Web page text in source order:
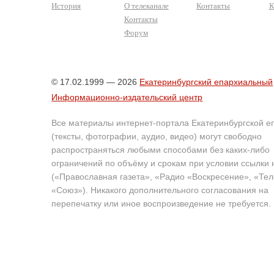
История
О телеканале
Контакты
Форум
Контакты
© 17.02.1999 — 2026 Екатеринбургский епархиальный
Информационно-издательский центр
Все материалы интернет-портала Екатеринбургской
(тексты, фотографии, аудио, видео) могут свободно
распространяться любыми способами без каких-либо
ограничений по объёму и срокам при условии ссылки
(«Православная газета», «Радио «Воскресение»,
«Союз»). Никакого дополнительного согласования на
перепечатку или иное воспроизведение не требуется.